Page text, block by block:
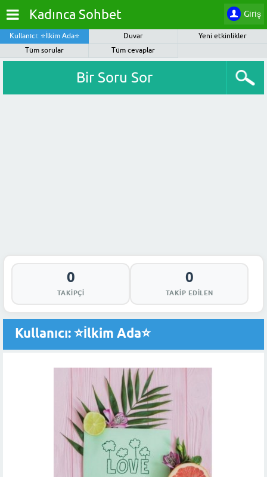
Giriş
Kadınca Sohbet
Kullanıcı: ⭐İlkim Ada⭐ Duvar
Yeni etkinlikler
Tüm sorular
Tüm cevaplar
Bir Soru Sor
0
TAKIPÇI
0
TAKIP EDILEN
Kullanıcı: ⭐İlkim Ada⭐